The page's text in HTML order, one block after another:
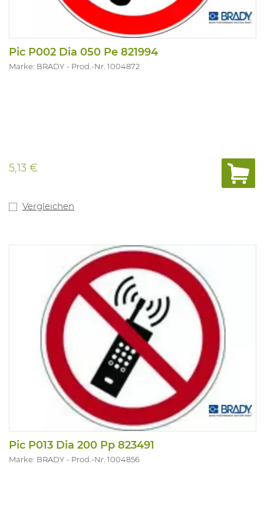
Pic P002 Dia 050 Pe 821994
Marke: BRADY Prod.-Nr. 1004872
5,13 €
Vergleichen
Pic P013 Dia 200 Pp 823491
Marke: BRADY Prod.-Nr. 1004856